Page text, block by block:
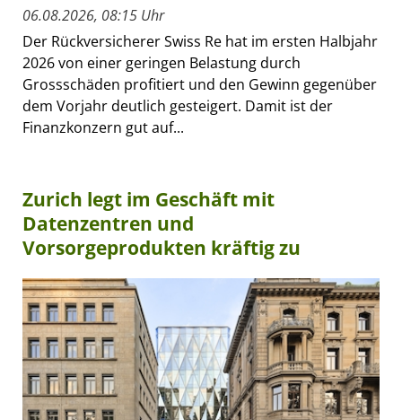
06.08.2026, 08:15 Uhr
Der Rückversicherer Swiss Re hat im ersten Halbjahr
2026 von einer geringen Belastung durch
Grossschäden profitiert und den Gewinn gegenüber
dem Vorjahr deutlich gesteigert. Damit ist der
Finanzkonzern gut auf...
Zurich legt im Geschäft mit
Datenzentren und
Vorsorgeprodukten kräftig zu